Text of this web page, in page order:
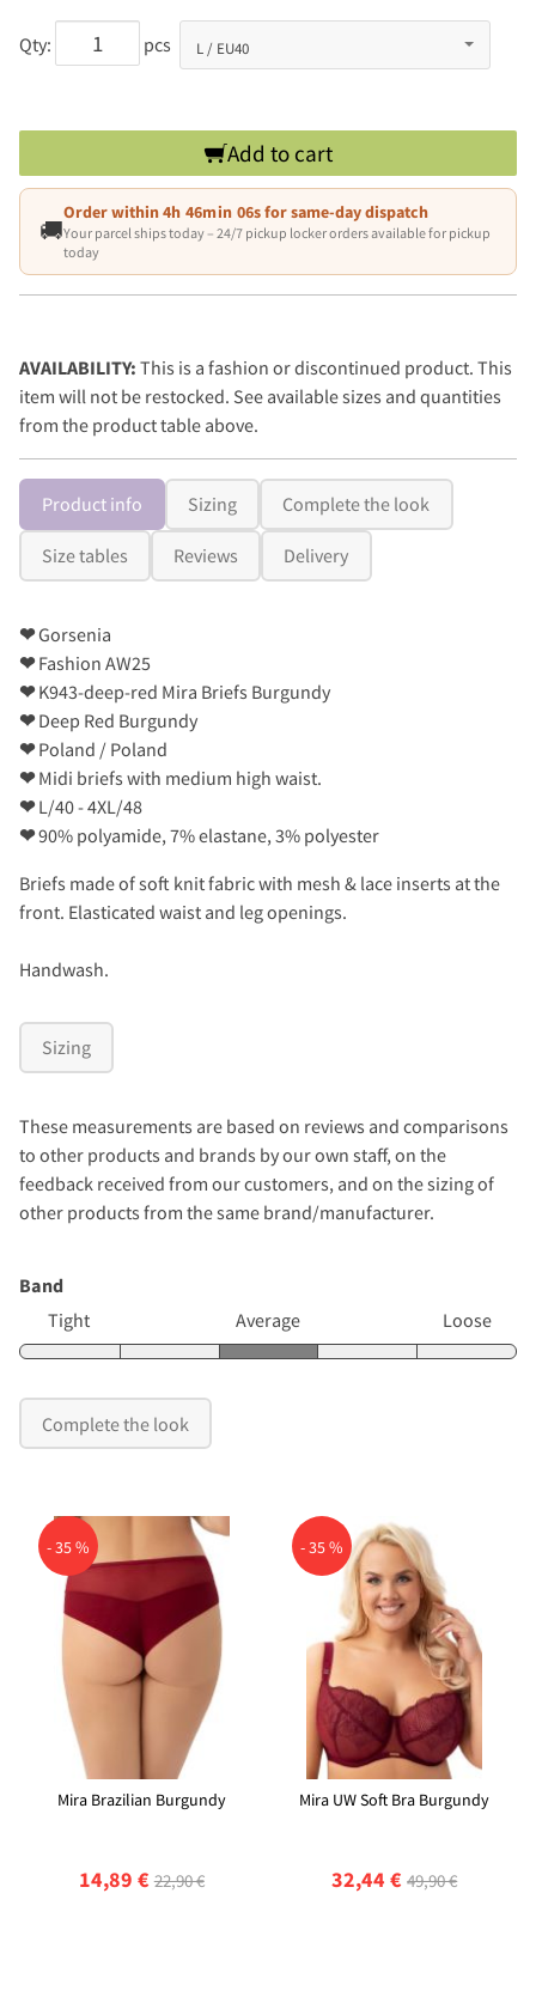
Qty: pcs
Add to cart
🚚
Order within4h 46min 05sfor same-day dispatch
Your parcel ships today – 24/7 pickup locker orders available for pickup
today
AVAILABILITY: This is a fashion or discontinued product. This
item will not be restocked. See available sizes and quantities
from the product table above.
Product info Sizing Complete the look
Size tables Reviews Delivery
❤Gorsenia
❤Fashion AW25
❤K943-deep-red Mira Briefs Burgundy
❤Deep Red Burgundy
❤Poland / Poland
❤Midi briefs with medium high waist.
❤L/40 - 4XL/48
❤90% polyamide, 7% elastane, 3% polyester
Briefs made of soft knit fabric with mesh & lace inserts at the
front. Elasticated waist and leg openings.
Handwash.
Sizing
These measurements are based on reviews and comparisons
to other products and brands by our own staff, on the
feedback received from our customers, and on the sizing of
other products from the same brand/manufacturer.
Band
Tight
Average Loose
Complete the look
- 35 %
Mira Brazilian Burgundy
14,89 € 22,90 €
- 35 %
Mira UW Soft Bra Burgundy
32,44 € 49,90 €